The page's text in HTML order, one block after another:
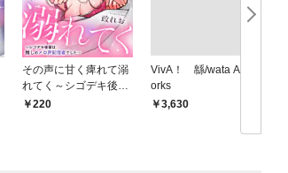
その声に甘く痺れて溺
れてく～シゴデキ後輩
は推しのメロ声配信者
220
VivA！ 緜/wata Art W
orks
￥3,630